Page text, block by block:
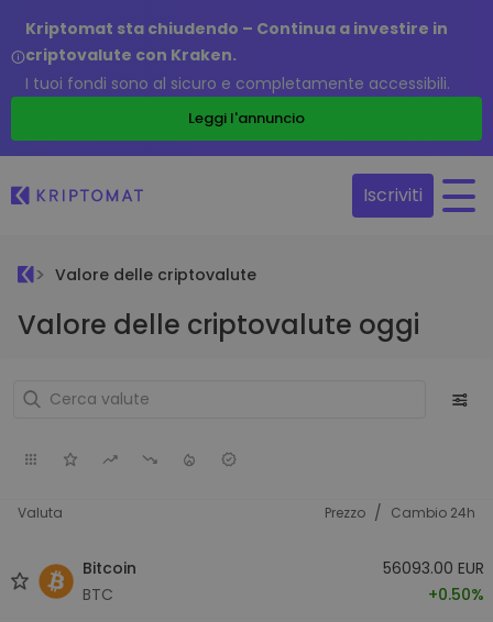
Kriptomat sta chiudendo – Continua a investire in
criptovalute con Kraken.
I tuoi fondi sono al sicuro e completamente accessibili.
Leggi l'annuncio
Iscriviti
Valore delle criptovalute
Valore delle criptovalute oggi
Valuta Prezzo / Cambio 24h
Bitcoin
BTC
56093.00 EUR
+0.50%